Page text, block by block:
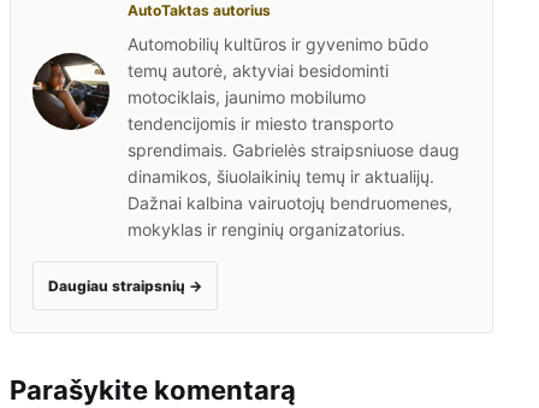
AutoTaktas autorius
Automobilių kultūros ir gyvenimo būdo
temų autorė, aktyviai besidominti
motociklais, jaunimo mobilumo
tendencijomis ir miesto transporto
sprendimais. Gabrielės straipsniuose daug
dinamikos, šiuolaikinių temų ir aktualijų.
Dažnai kalbina vairuotojų bendruomenes,
mokyklas ir renginių organizatorius.
Daugiau straipsnių →
Parašykite komentarą